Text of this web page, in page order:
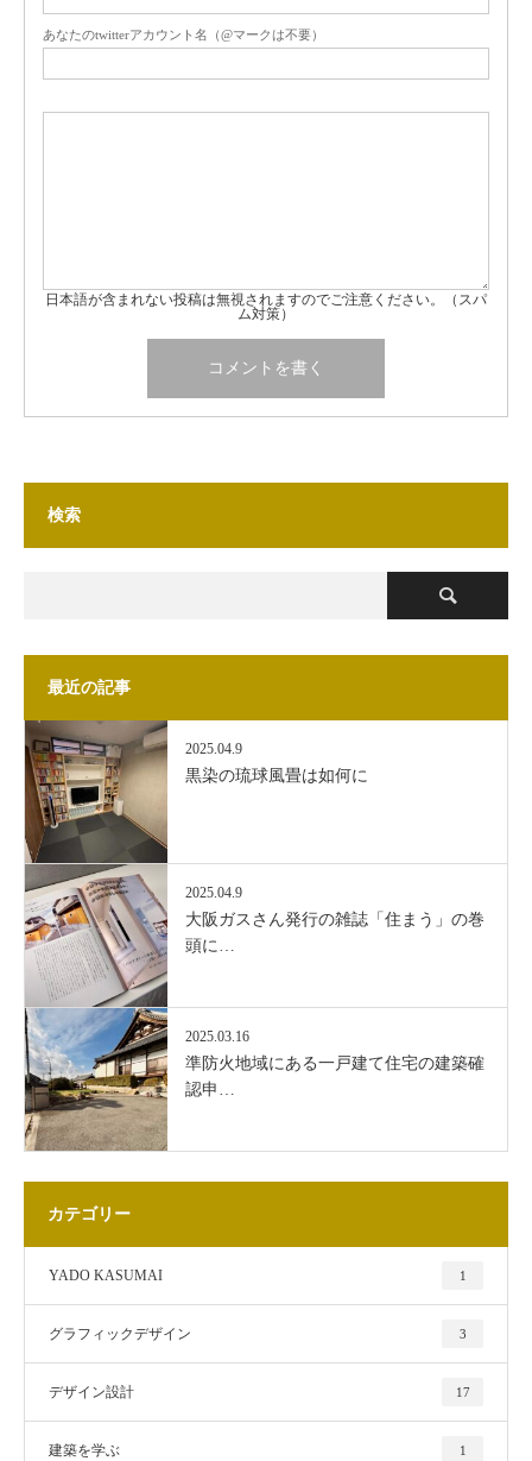
あなたのtwitterアカウント名（@マークは不要）
日本語が含まれない投稿は無視されますのでご注意ください。（スパ
ム対策）
検索
最近の記事
2025.04.9
黒染の琉球風畳は如何に
2025.04.9
大阪ガスさん発行の雑誌「住まう」の巻
頭に…
2025.03.16
準防火地域にある一戸建て住宅の建築確
認申…
カテゴリー
YADO KASUMAI 1
グラフィックデザイン 3
デザイン設計 17
建築を学ぶ 1